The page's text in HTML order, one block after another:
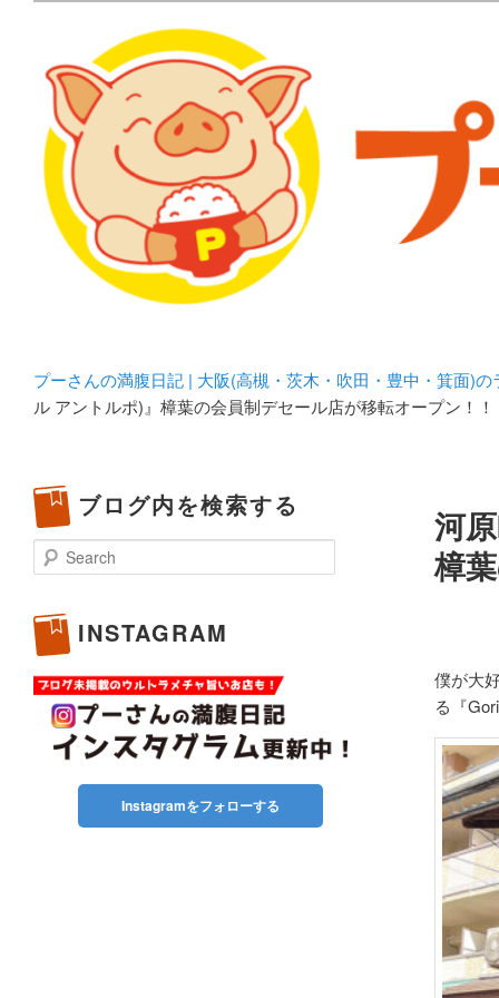
プーさんの満腹日記 |
豊中・箕面)のランチ＆
化してます。
プーさんの満腹日記 | 大阪(高槻・茨木・吹田・豊中・箕面)
ル アントルポ)』樟葉の会員制デセール店が移転オープン！！
河
樟
僕が大
る『
ブログ内を検索する
Search
INSTAGRAM
Instagramをフォローする